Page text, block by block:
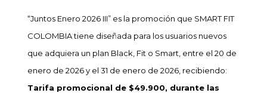
“Juntos Enero 2026 III” es la promoción que SMART FIT
COLOMBIA tiene diseñada para los usuarios nuevos
que adquiera un plan Black, Fit o Smart, entre el 20 de
enero de 2026 y el 31 de enero de 2026, recibiendo:
Tarifa promocional de $49.900, durante las